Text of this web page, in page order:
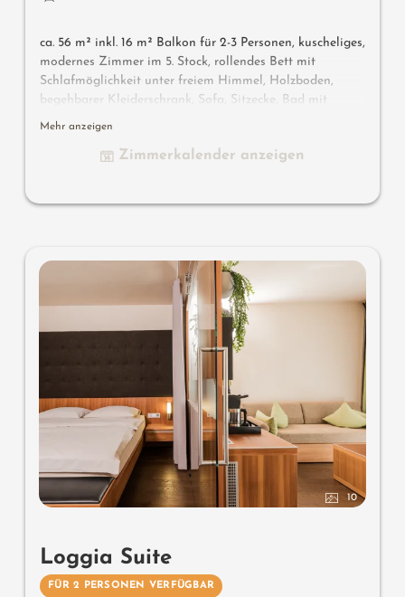
ca. 56 m² inkl. 16 m² Balkon für 2-3 Personen, kuscheliges,
modernes Zimmer im 5. Stock, rollendes Bett mit
Schlafmöglichkeit unter freiem Himmel, Holzboden,
begehbarer Kleiderschrank, Sofa, Sitzecke, Bad mit
Badewanne, Dusche, WC, Bidet, Flat-TV, gratis W-Lan,
Mehr anzeigen
Zimmerkalender anzeigen
10
Loggia Suite
FÜR 2 PERSONEN VERFÜGBAR